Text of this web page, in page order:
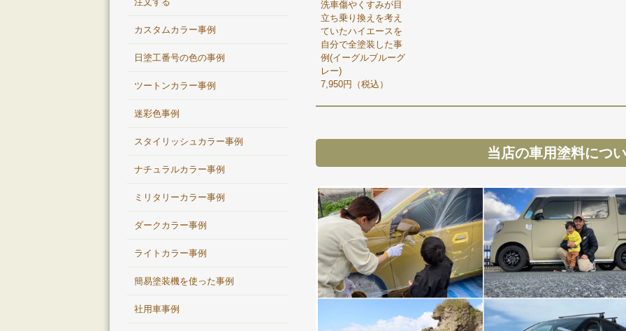
洗車傷やくすみが目
立ち乗り換えを考え
ていたハイエースを
自分で全塗装した事
例(イーグルブルーグ
レー)
7,950円（税込）
当店の車用塗料につ
カスタムカラー事例
日塗工番号の色の事例
ツートンカラー事例
迷彩色事例
スタイリッシュカラー事例
ナチュラルカラー事例
ミリタリーカラー事例
ダークカラー事例
ライトカラー事例
簡易塗装機を使った事例
社用車事例